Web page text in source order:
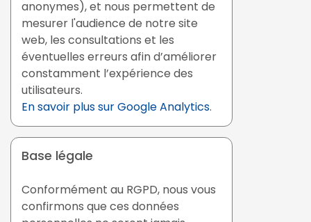
anonymes), et nous permettent de
mesurer l'audience de notre site
web, les consultations et les
éventuelles erreurs afin d’améliorer
constamment l’expérience des
utilisateurs.
En savoir plus sur Google Analytics.
Base légale
Conformément au RGPD, nous vous
confirmons que ces données